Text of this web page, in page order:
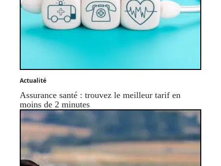
Actualité
Assurance santé : trouvez le meilleur tarif en
moins de 2 minutes